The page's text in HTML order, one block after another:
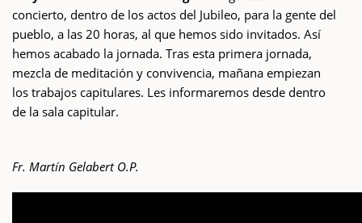
concierto, dentro de los actos del Jubileo, para la gente del
pueblo, a las 20 horas, al que hemos sido invitados. Así
hemos acabado la jornada. Tras esta primera jornada,
mezcla de meditación y convivencia, mañana empiezan
los trabajos capitulares. Les informaremos desde dentro
de la sala capitular.
Fr. Martín Gelabert O.P.